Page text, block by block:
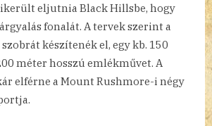
eljutnia Black Hillsbe, hogy
fonalát. A tervek szerint a
készítenék el, egy kb. 150
méter hosszú emlékművet. A
elférne a Mount Rushmore-i négy